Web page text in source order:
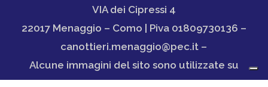
VIA dei Cipressi 4
22017 Menaggio – Como | Piva 01809730136 –
canottieri.menaggio@pec.it –
Alcune immagini del sito sono utilizzate su
licenza di Shutterstock.com e rispettivi autori